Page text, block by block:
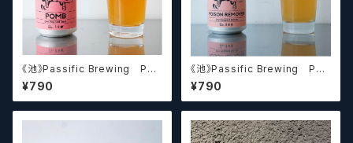
《池》Passific Brewing Po
mb パシフィック 【クラフトビ
ール】
¥790
《池》Passific Brewing Poi
son Remover パシフィック
ポイズンリムーバー 【クラフト
ビール】
¥790